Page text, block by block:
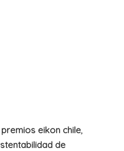
premios eikon chile,
de